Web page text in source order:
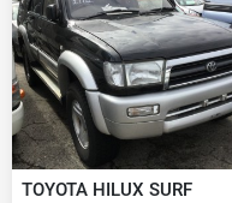
TOYOTA HILUX SURF